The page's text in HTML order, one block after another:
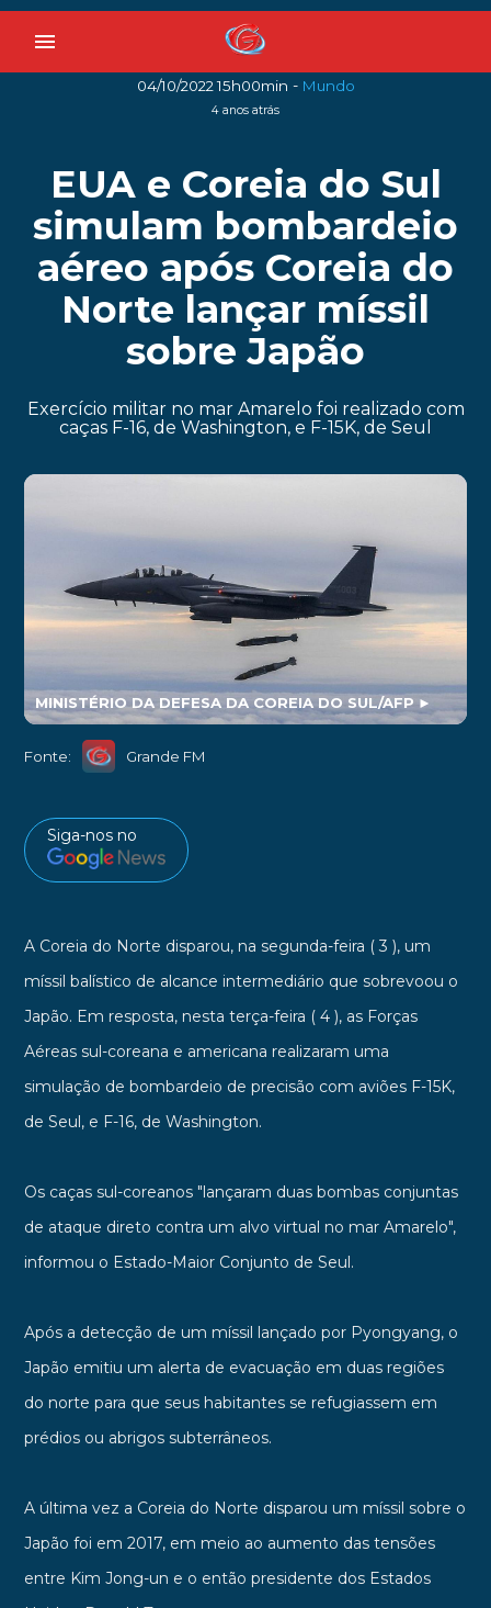
menu
04/10/2022 15h00min - Mundo
4 anos atrás
EUA e Coreia do Sul
simulam bombardeio
aéreo após Coreia do
Norte lançar míssil
sobre Japão
Exercício militar no mar Amarelo foi realizado com
caças F-16, de Washington, e F-15K, de Seul
MINISTÉRIO DA DEFESA DA COREIA DO SUL/AFP ►
Fonte: Grande FM
Siga-nos no
A Coreia do Norte disparou, na segunda-feira ( 3 ), um
míssil balístico de alcance intermediário que sobrevoou o
Japão. Em resposta, nesta terça-feira ( 4 ), as Forças
Aéreas sul-coreana e americana realizaram uma
simulação de bombardeio de precisão com aviões F-15K,
de Seul, e F-16, de Washington.
Os caças sul-coreanos "lançaram duas bombas conjuntas
de ataque direto contra um alvo virtual no mar Amarelo",
informou o Estado-Maior Conjunto de Seul.
Após a detecção de um míssil lançado por Pyongyang, o
Japão emitiu um alerta de evacuação em duas regiões
do norte para que seus habitantes se refugiassem em
prédios ou abrigos subterrâneos.
A última vez a Coreia do Norte disparou um míssil sobre o
Japão foi em 2017, em meio ao aumento das tensões
entre Kim Jong-un e o então presidente dos Estados